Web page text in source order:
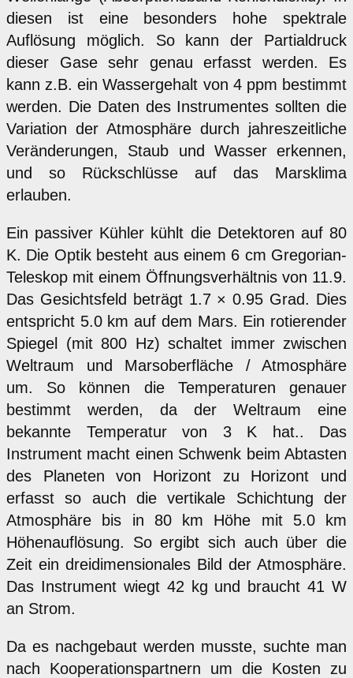
diesen ist eine besonders hohe spektrale
Auflösung möglich. So kann der Partialdruck
dieser Gase sehr genau erfasst werden. Es
kann z.B. ein Wassergehalt von 4 ppm bestimmt
werden. Die Daten des Instrumentes sollten die
Variation der Atmosphäre durch jahreszeitliche
Veränderungen, Staub und Wasser erkennen,
und so Rückschlüsse auf das Marsklima
erlauben.
Ein passiver Kühler kühlt die Detektoren auf 80
K. Die Optik besteht aus einem 6 cm Gregorian-
Teleskop mit einem Öffnungsverhältnis von 11.9.
Das Gesichtsfeld beträgt 1.7 × 0.95 Grad. Dies
entspricht 5.0 km auf dem Mars. Ein rotierender
Spiegel (mit 800 Hz) schaltet immer zwischen
Weltraum und Marsoberfläche / Atmosphäre
um. So können die Temperaturen genauer
bestimmt werden, da der Weltraum eine
bekannte Temperatur von 3 K hat.. Das
Instrument macht einen Schwenk beim Abtasten
des Planeten von Horizont zu Horizont und
erfasst so auch die vertikale Schichtung der
Atmosphäre bis in 80 km Höhe mit 5.0 km
Höhenauflösung. So ergibt sich auch über die
Zeit ein dreidimensionales Bild der Atmosphäre.
Das Instrument wiegt 42 kg und braucht 41 W
an Strom.
Da es nachgebaut werden musste, suchte man
nach Kooperationspartnern um die Kosten zu